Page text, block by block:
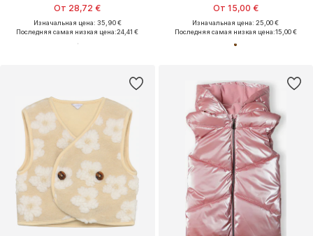
От 28,72 €
Изначальная цена: 35,90 €
Последняя самая низкая цена:24,41 €
От 15,00 €
Изначальная цена: 25,00 €
Последняя самая низкая цена:15,00 €